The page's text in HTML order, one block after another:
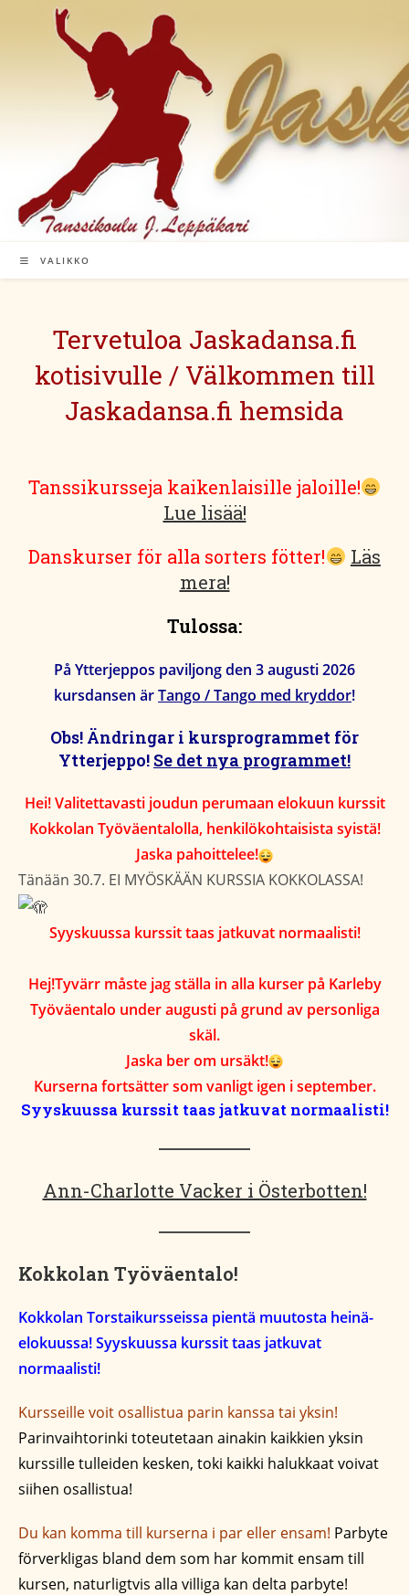
VALIKKO
Tervetuloa Jaskadansa.fi
kotisivulle / Välkommen till
Jaskadansa.fi hemsida
Tanssikursseja kaikenlaisille jaloille!
Lue lisää!
Danskurser för alla sorters fötter!
Läs
mera!
Tulossa:
På Ytterjeppos paviljong den 3 augusti 2026
kursdansen ärTango / Tango med kryddor!
Obs! Ändringar i kursprogrammet för
Ytterjeppo! Se det nya programmet!
Hei! Valitettavasti joudun perumaan elokuun kurssit
Kokkolan Työväentalolla, henkilökohtaisista syistä!
Jaska pahoittelee!
Tänään 30.7. EI MYÖSKÄÄN KURSSIA KOKKOLASSA!
Syyskuussa kurssit taas jatkuvat normaalisti!
Hej!Tyvärr måste jag ställa in alla kurser på Karleby
Työväentalo under augusti på grund av personliga
skäl.
Jaska ber om ursäkt!
Kurserna fortsätter som vanligt igen i september.
Syyskuussa kurssit taas jatkuvat normaalisti!
Ann-Charlotte Vacker i Österbotten!
Kokkolan Työväentalo!
Kokkolan Torstaikursseissa pientä muutosta heinä-
elokuussa! Syyskuussa kurssit taas jatkuvat
normaalisti!
Kursseille voit osallistua parin kanssa tai yksin!
Parinvaihtorinki toteutetaan ainakin kaikkien yksin
kurssille tulleiden kesken, toki kaikki halukkaat voivat
siihen osallistua!
Du kan komma till kurserna i par eller ensam! Parbyte
förverkligas bland dem som har kommit ensam till
kursen, naturligtvis alla villiga kan delta parbyte!